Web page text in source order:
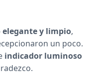
elegante y limpio,
un poco.
indicador luminoso